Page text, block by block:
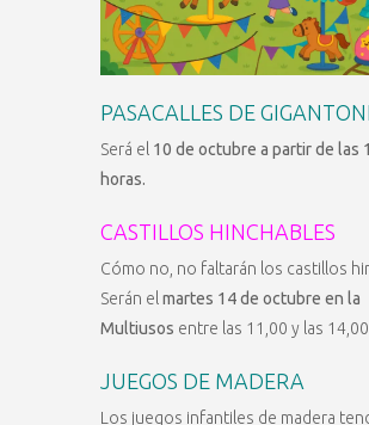
PASACALLES DE
Será el 10 de octubre a partir de las
horas.
CASTILLOS HINCHABLES
Cómo no, no faltarán los castillos
Serán el martes 14 de octubre en la
Multiusos entre las 11,00 y las
JUEGOS DE MADERA
Los juegos infantiles de madera